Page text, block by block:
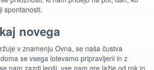
spontanosti.
novega
v znamenju Ovna, se naša čustva
se vsega lotevamo pripravljeni in z